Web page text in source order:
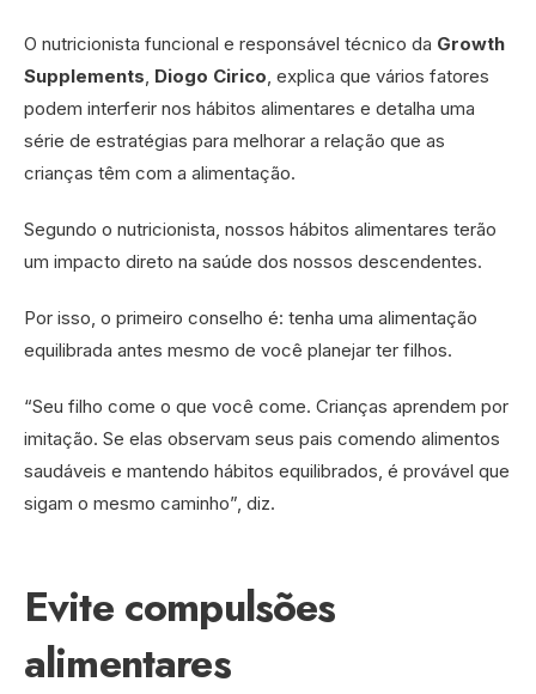
O nutricionista funcional e responsável técnico da Growth
Supplements Diogo Cirico , explica que vários fatores
podem interferir nos hábitos alimentares e detalha uma
série de estratégias para melhorar a relação que as
crianças têm com a alimentação.
Segundo o nutricionista, nossos hábitos alimentares terão
um impacto direto na saúde dos nossos descendentes.
Por isso, o primeiro conselho é: tenha uma alimentação
equilibrada antes mesmo de você planejar ter filhos.
“Seu filho come o que você come. Crianças aprendem por
imitação. Se elas observam seus pais comendo alimentos
saudáveis e mantendo hábitos equilibrados, é provável que
sigam o mesmo caminho”, diz.
Evite compulsões
alimentares